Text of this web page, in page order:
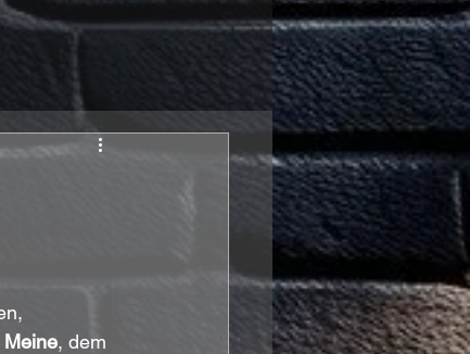
Meine, dem